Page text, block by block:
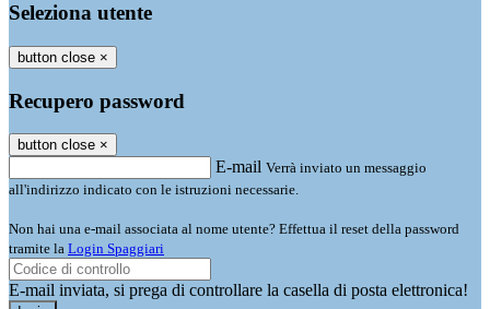
Seleziona utente
button close ×
Recupero password
button close ×
E-mail Verrà inviato un messaggio
all'indirizzo indicato con le istruzioni necessarie.
Non hai una e-mail associata al nome utente? Effettua il reset della password
tramite la Login Spaggiari
E-mail inviata, si prega di controllare la casella di posta elettronica!